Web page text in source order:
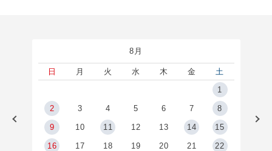
8月
日 月 火 水 木 金
土
1
2 3 4 5 6 7 8
9 10 11 12 13 14 15
16 17 18 19 20 21 22